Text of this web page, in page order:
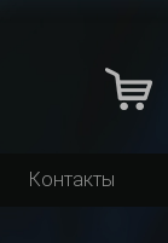
Контакты